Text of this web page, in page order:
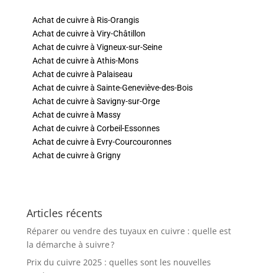
Achat de cuivre à Ris-Orangis
Achat de cuivre à Viry-Châtillon
Achat de cuivre à Vigneux-sur-Seine
Achat de cuivre à Athis-Mons
Achat de cuivre à Palaiseau
Achat de cuivre à Sainte-Geneviève-des-Bois
Achat de cuivre à Savigny-sur-Orge
Achat de cuivre à Massy
Achat de cuivre à Corbeil-Essonnes
Achat de cuivre à Evry-Courcouronnes
Achat de cuivre à Grigny
Articles récents
Réparer ou vendre des tuyaux en cuivre : quelle est
la démarche à suivre ?
Prix du cuivre 2025 : quelles sont les nouvelles